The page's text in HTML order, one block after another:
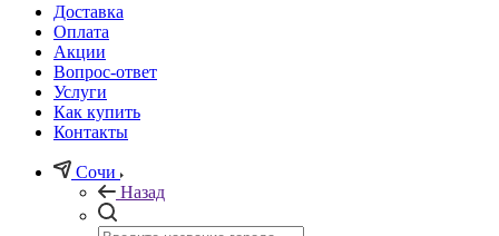
Доставка
Оплата
Акции
Вопрос-ответ
Услуги
Как купить
Контакты
Сочи
Назад